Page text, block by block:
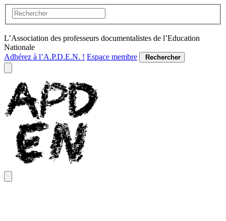
L’Association des professeurs documentalistes de l’Education
Nationale
Adhérez à l’A.P.D.E.N. ! Espace membre Rechercher